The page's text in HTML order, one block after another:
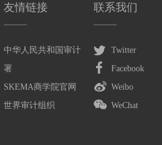
友情链接
中华人民共和国审计
署
SKEMA商学院官网
世界审计组织
联系我们
Twitter
Facebook
Weibo
WeChat